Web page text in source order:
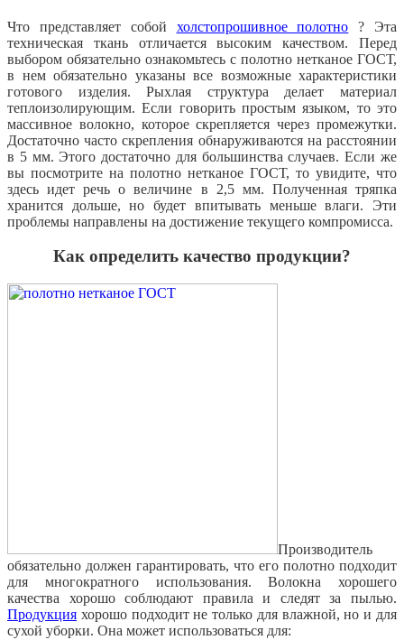
Что представляет собой холстопрошивное полотно ? Эта
техническая ткань отличается высоким качеством. Перед
выбором обязательно ознакомьтесь с полотно нетканое ГОСТ,
в нем обязательно указаны все возможные характеристики
готового изделия.
Рыхлая структура делает материал
теплоизолирующим.Если говорить простым языком, то это
массивное волокно, которое скрепляется через промежутки.
Достаточно часто скрепления обнаруживаются на расстоянии
в 5 мм. Этого достаточно для большинства случаев.Если же
вы посмотрите на полотно нетканое ГОСТ, то увидите, что
здесь идет речь о величине в 2,5 мм. Полученная тряпка
хранится дольше, но будет впитывать меньше влаги. Эти
проблемы направлены на достижение текущего компромисса.
Как определить качество продукции?
Производитель
обязательно должен гарантировать, что его полотно подходит
для многократного использования.Волокна хорошего
качества хорошо соблюдают правила и следят за пылью.
Продукция хорошо подходит не только для влажной, но и для
сухой уборки. Она может использоваться для: